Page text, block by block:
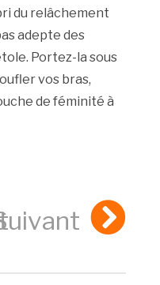
du relâchement
adepte des
Portez-la sous
vos bras,
de féminité à